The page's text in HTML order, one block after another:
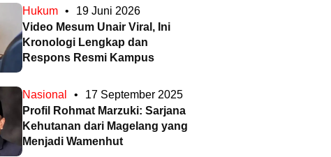
Hukum •
19 Juni 2026
Video Mesum Unair Viral, Ini
Kronologi Lengkap dan
Respons Resmi Kampus
Nasional •
17 September 2025
Profil Rohmat Marzuki: Sarjana
Kehutanan dari Magelang yang
Menjadi Wamenhut